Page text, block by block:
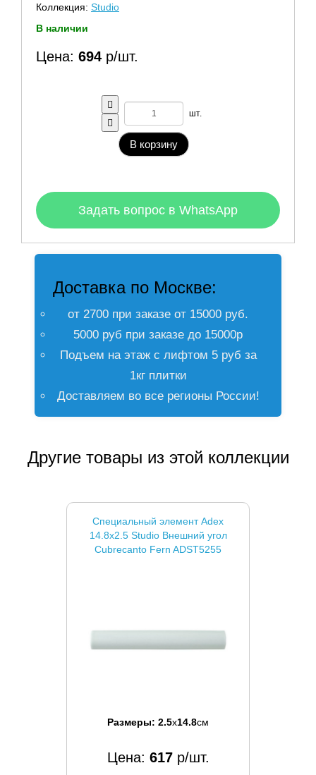
Коллекция: Studio
В наличии
Цена: 694 р/шт.
шт.
В корзину
Задать вопрос в WhatsApp
Доставка по Москве:
от 2700 при заказе от 15000 руб.
5000 руб при заказе до 15000р
Подъем на этаж с лифтом 5 руб за
1кг плитки
Доставляем во все регионы России!
Другие товары из этой коллекции
Специальный элемент Adex
14.8x2.5 Studio Внешний угол
Cubrecanto Fern ADST5255
Размеры: 2.5x14.8см
Цена: 617р/шт.